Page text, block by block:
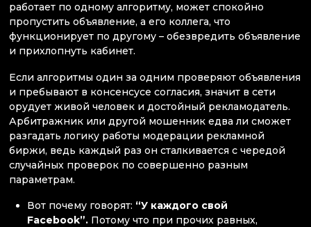
работает по одному алгоритму, может спокойно
пропустить объявление, а его коллега, что
функционирует по другому – обезвредить объявление
и прихлопнуть кабинет.
Если алгоритмы один за одним проверяют объявления
и пребывают в консенсусе согласия, значит в сети
орудует живой человек и достойный рекламодатель.
Арбитражник или другой мошенник едва ли сможет
разгадать логику работы модерации рекламной
биржи, ведь каждый раз он сталкивается с чередой
случайных проверок по совершенно разным
параметрам.
Вот почему говорят: “У каждого свой
Facebook”. Потому что при прочих равных,